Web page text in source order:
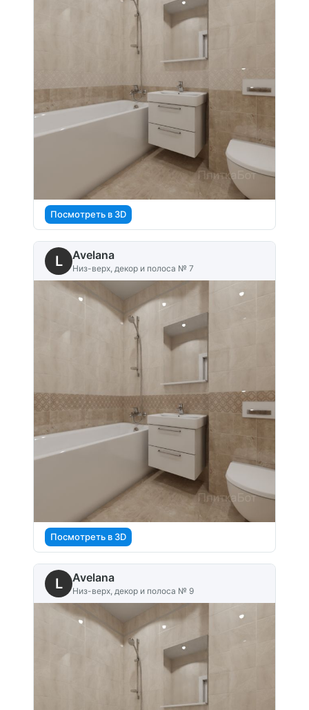
Посмотреть в 3D
L Avelana
Низ-верх, декор и полоса № 7
Посмотреть в 3D
L Avelana
Низ-верх, декор и полоса № 9